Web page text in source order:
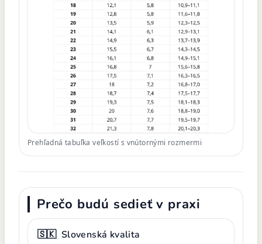
Prehľadná tabuľka veľkostí s vnútornými rozmermi
Prečo budú sedieť v praxi
🇸🇰 Slovenská kvalita